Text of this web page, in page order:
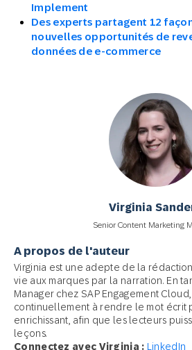
Implement
Des experts partagent 12
nouvelles opportunités de
données de e-commerce
Virginia
Senior Content Marketing
A propos de l'auteur
Virginia est une adepte de la
vie aux marques par la narration. En
Manager chez SAP Engagement
continuellement à rendre le mot écrit
enrichissant, afin que les lecteurs
leçons.
Connectez avec Virginia : LinkedIn